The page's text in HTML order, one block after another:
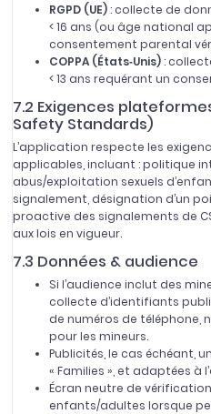
RGPD (UE): collecte de
< 16 ans (ou âge national
consentement parental
COPPA (États‑Unis):
< 13 ans requérant un
7.2 Exigences
Safety Standards)
L’application respecte les
applicables, incluant : politique
abus/exploitation sexuels
signalement, désignation d’un
proactive des signalements de
aux lois en vigueur.
7.3 Données & audience
Si l’audience inclut des
collecte d’identifiants
de numéros de téléphone,
pour les mineurs.
Publicités, le cas échéant,
« Families », et adaptées à
Écran neutre de
enfants/adultes lorsque